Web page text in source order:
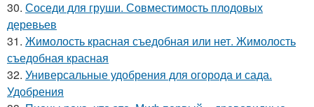
30. Соседи для груши. Совместимость плодовых
деревьев
31. Жимолость красная съедобная или нет. Жимолость
съедобная красная
32. Универсальные удобрения для огорода и сада.
Удобрения